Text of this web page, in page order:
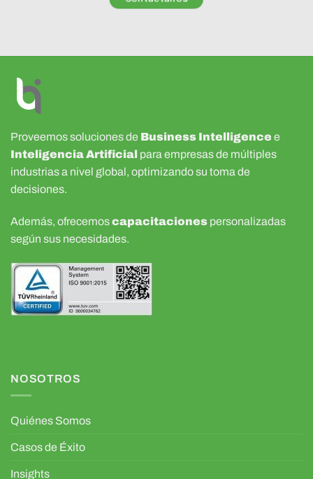
Proveemos soluciones de Business Intelligence e
Inteligencia Artificial para empresas de múltiples
industrias a nivel global, optimizando su toma de
decisiones.
Además, ofrecemoscapacitaciones personalizadas
según sus necesidades.
NOSOTROS
Quiénes Somos
Casos de Éxito
Insights